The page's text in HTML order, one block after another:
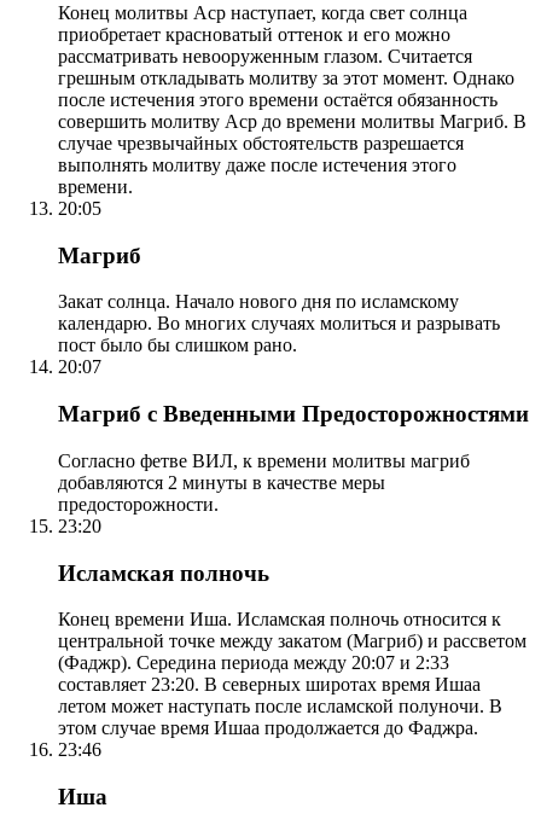
Конец молитвы Аср наступает, когда свет солнца
приобретает красноватый оттенок и его можно
рассматривать невооруженным глазом. Считается
грешным откладывать молитву за этот момент. Однако
после истечения этого времени остаётся обязанность
совершить молитву Аср до времени молитвы Магриб. В
случае чрезвычайных обстоятельств разрешается
выполнять молитву даже после истечения этого
времени.
20:05
Магриб
Закат солнца. Начало нового дня по исламскому
календарю. Во многих случаях молиться и разрывать
пост было бы слишком рано.
20:07
Магриб с Введенными Предосторожностями
Согласно фетве ВИЛ, к времени молитвы магриб
добавляются 2 минуты в качестве меры
предосторожности.
23:20
Исламская полночь
Конец времени Иша. Исламская полночь относится к
центральной точке между закатом (Магриб) и рассветом
(Фаджр). Середина периода между 20:07 и 2:33
составляет 23:20. В северных широтах время Ишаа
летом может наступать после исламской полуночи. В
этом случае время Ишаа продолжается до Фаджра.
23:46
Иша